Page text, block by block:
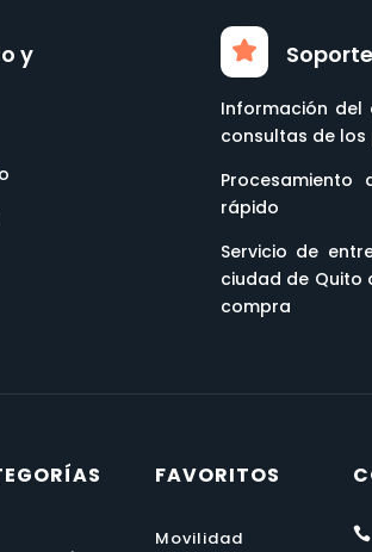
y
Información
consultas de
rápido
Servicio de
ciudad de Quito
compra
FAVORITOS
Movilidad 